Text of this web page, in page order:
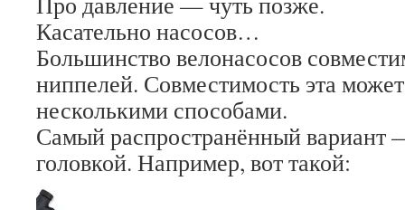
Касательно насосов…
Большинство велонасосов
ниппелей. Совместимость эта может
несколькими способами.
Самый распространённый вариант
головкой. Например, вот такой: